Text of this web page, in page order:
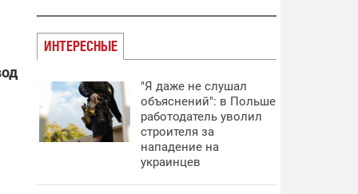
ИНТЕРЕСНЫЕ
"Я даже не слушал
объяснений": в Польше
работодатель уволил
строителя за
нападение на
украинцев